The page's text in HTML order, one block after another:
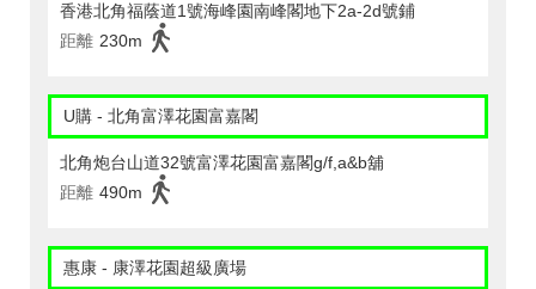
香港北角福蔭道1號海峰園南峰閣地下2a-2d號鋪
距離 230m
U購 - 北角富澤花園富嘉閣
北角炮台山道32號富澤花園富嘉閣g/f,a&b舖
距離 490m
惠康 - 康澤花園超級廣場